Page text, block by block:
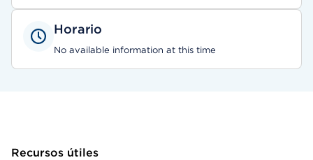
Horario
No available information at this time
Recursos útiles